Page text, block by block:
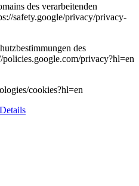
des verarbeitenden
safety.google/privacy/privacy-
des
policies.google.com/privacy?hl=en
cookies?hl=en
Details